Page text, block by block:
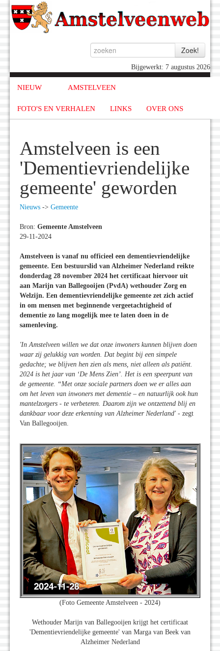
Bijgewerkt: 7 augustus 2026
NIEUW AMSTELVEEN
FOTO'S EN VERHALEN LINKS OVER ONS
Amstelveen is een
'Dementievriendelijke
gemeente' geworden
Nieuws -> Gemeente
Bron: Gemeente Amstelveen
29-11-2024
Amstelveen is vanaf nu officieel een dementievriendelijke
gemeente. Een bestuurslid van Alzheimer Nederland reikte
donderdag 28 november 2024 het certificaat hiervoor uit
aan Marijn van Ballegooijen (PvdA) wethouder Zorg en
Welzijn. Een dementievriendelijke gemeente zet zich actief
in om mensen met beginnende vergeetachtigheid of
dementie zo lang mogelijk mee te laten doen in de
samenleving.
'In Amstelveen willen we dat onze inwoners kunnen blijven doen
waar zij gelukkig van worden. Dat begint bij een simpele
gedachte; we blijven hen zien als mens, niet alleen als patiënt.
2024 is het jaar van ‘De Mens Zien’. Het is een speerpunt van
de gemeente. “Met onze sociale partners doen we er alles aan
om het leven van inwoners met dementie – en natuurlijk ook hun
mantelzorgers - te verbeteren. Daarom zijn we ontzettend blij en
dankbaar voor deze erkenning van Alzheimer Nederland' - zegt
Van Ballegooijen.
(Foto Gemeente Amstelveen - 2024)
Wethouder Marijn van Ballegooijen krijgt het certificaat
'Dementievriendelijke gemeente' van Marga van Beek van
Alzheimer Nederland